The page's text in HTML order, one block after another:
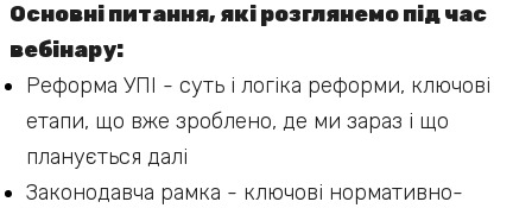
Основні питання, які розглянемо під час
вебінару:
Реформа УПІ - суть і логіка реформи, ключові
етапи, що вже зроблено, де ми зараз і що
планується далі
Законодавча рамка - ключові нормативно-